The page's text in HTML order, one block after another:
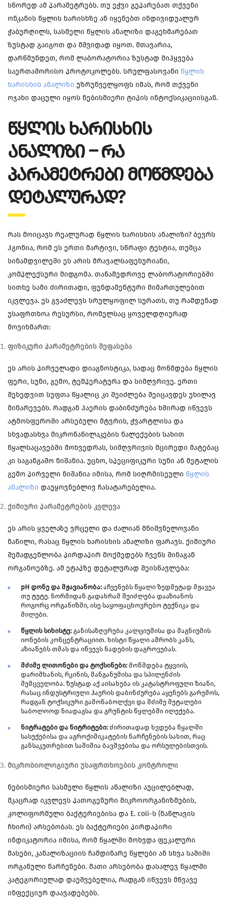
სწორედ ამ პარამეტრებს. თუ ეჭვი გეპარებათ თქვენი
ონკანის წყლის ხარისხზე ან იყენებთ ინდივიდუალურ
ჭაბურღილს, სასმელი წყლის ანალიზი დაგეხმარებათ
ზუსტად გაიგოთ და მშვიდად იყოთ. მთავარია,
დარწმუნდეთ, რომ ლაბორატორია ზუსტად მიჰყვება
საერთაშორისო პროტოკოლებს. სრულფასოვანი წყლის
ხარისხის ანალიზი უზრუნველყოფს იმას, რომ თქვენი
ოჯახი დაცული იყოს ნებისმიერი ტიპის ინტოქსიკაციისგან.
ᲬᲧᲚᲘᲡ ᲮᲐᲠᲘᲡᲮᲘᲡ
ᲐᲜᲐᲚᲘᲖᲘ – ᲠᲐ
ᲞᲐᲠᲐᲛᲔᲢᲠᲔᲑᲘ ᲛᲝᲬᲛᲓᲔᲑᲐ
ᲓᲔᲢᲐᲚᲣᲠᲐᲓ?
რას მოიცავს რეალურად წყლის ხარისხის ანალიზი? ბევრს
ჰგონია, რომ ეს ერთი მარტივი, სწრაფი ტესტია, თუმცა
სინამდვილეში ეს არის მრავალსაფეხურიანი,
კომპლექსური მიდგომა. თანამედროვე ლაბორატორიებში
სითხე სამი ძირითადი, ფუნდამენტური მიმართულებით
იკვლევა. ეს გვაძლევს სრულყოფილ სურათს, თუ რამდენად
უსაფრთხოა რესურსი, რომელსაც ყოველდღიურად
მოვიხმართ:
ფიზიკური პარამეტრების შეფასება
ეს არის პირველადი დიაგნოსტიკა, სადაც მოწმდება წყლის
ფერი, სუნი, გემო, ტემპერატურა და სიმღვრივე. ერთი
შეხედვით სუფთა წყალიც კი შეიძლება შეიცავდეს უხილავ
მინარევებს. რადგან ჰაერის დაბინძურება ხშირად იწვევს
ატმოსფეროში არსებული მტვრის, ჭვარტლისა და
სხვადასხვა მიკრონაწილაკების ნალექების სახით
წყალსაცავებში მოხვედრას, სიმღვრივის მცირედი მატებაც
კი საგანგაშო ნიშანია. უცხო, სპეციფიკური სუნი ან მეტალის
გემო პირველი ნიშანია იმისა, რომ სიღრმისეული წყლის
ანალიზი დაუყოვნებლივ ჩასატარებელია.
ქიმიური პარამეტრების კვლევა
ეს არის ყველაზე ვრცელი და ძალიან მნიშვნელოვანი
ნაწილი, რასაც წყლის ხარისხის ანალიზი ფარავს. ქიმიური
შემადგენლობა პირდაპირ მოქმედებს ჩვენს შინაგან
ორგანოებზე. ამ ეტაპზე დეტალურად შეისწავლება:
pH დონე და მჟავიანობა: აჩვენებს წყალი ზედმეტად მჟავეა
თუ ტუტე. ნორმიდან გადახრამ შეიძლება დააზიანოს
როგორც ორგანიზმი, ისე საყოფაცხოვრებო ტექნიკა და
მილები.
წყლის სიხისტე: განისაზღვრება კალციუმისა და მაგნიუმის
იონების კონცენტრაციით. ხისტი წყალი აშრობს კანს,
აზიანებს თმას და იწვევს ნადების დაგროვებას.
მძიმე ლითონები და ტოქსინები: მოწმდება ტყვიის,
დარიშხანის, რკინის, მანგანუმისა და სპილენძის
შემცველობა. ზუსტად აქ აისახება ის კატასტროფული ზიანი,
რასაც ინდუსტრიული ჰაერის დაბინძურება აყენებს გარემოს,
რადგან ტოქსიკური გამონაბოლქვი და მძიმე მეტალები
საბოლოოდ ნიადაგსა და გრუნტის წყლებში ილექება.
ნიტრატები და ნიტრიტები: ძირითადად ხვდება წყალში
სასუქებისა და აგროქიმიკატების ნარჩენების სახით, რაც
განსაკუთრებით საშიშია ბავშვებისა და ორსულებისთვის.
მიკრობიოლოგიური უსაფრთხოების კონტროლი
ნებისმიერი სასმელი წყლის ანალიზი აუცილებლად,
მკაცრად იკვლევს პათოგენური მიკროორგანიზმების,
კოლიფორმული ბაქტერიებისა და E. coli-ს (ნაწლავის
ჩხირი) არსებობას. ეს ბაქტერიები პირდაპირი
ინდიკატორია იმისა, რომ წყალში მოხვდა ფეკალური
მასები, კანალიზაციის ჩამდინარე წყლები ან სხვა საშიში
ორგანული ნარჩენები. მათი არსებობა დასალევ წყალში
კატეგორიულად დაუშვებელია, რადგან იწვევს მწვავე
ინფექციურ დაავადებებს.